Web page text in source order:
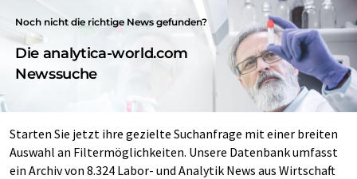
Noch nicht die richtige News gefunden?
Die analytica-world.com
Newssuche
Starten Sie jetzt ihre gezielte Suchanfrage mit einer breiten
Auswahl an Filtermöglichkeiten. Unsere Datenbank umfasst
ein Archiv von 8.324 Labor- und Analytik News aus Wirtschaft